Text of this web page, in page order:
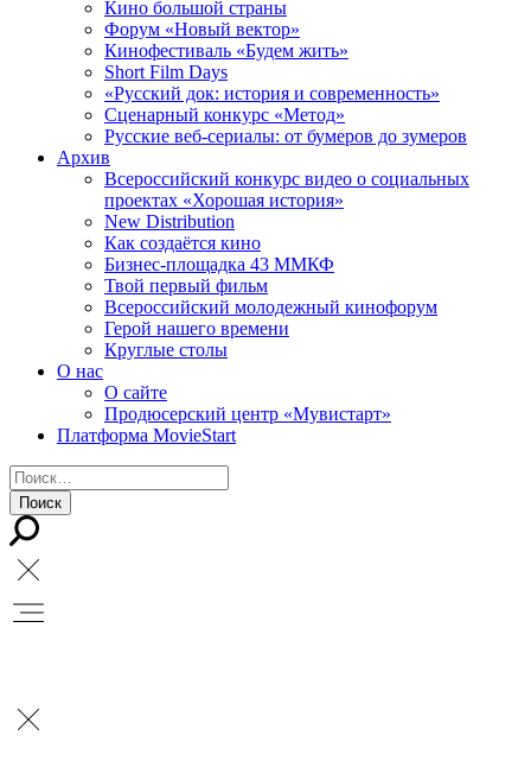
Кино большой страны
Форум «Новый вектор»
Кинофестиваль «Будем жить»
Short Film Days
«Русский док: история и современность»
Сценарный конкурс «Метод»
Русские веб-сериалы: от бумеров до зумеров
Архив
Всероссийский конкурс видео о социальных
проектах «Хорошая история»
New Distribution
Как создаётся кино
Бизнес-площадка 43 ММКФ
Твой первый фильм
Всероссийский молодежный кинофорум
Герой нашего времени
Круглые столы
О нас
О сайте
Продюсерский центр «Мувистарт»
Платформа MovieStart